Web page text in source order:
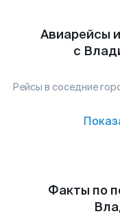
Авиарейсы
с
Рейсы в соседние
Факты по